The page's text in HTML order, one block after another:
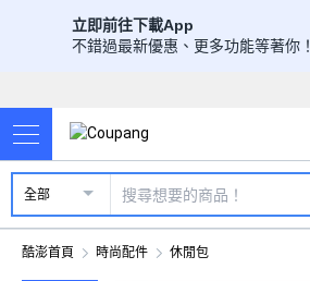
立即前往下載App
不錯過最新優惠、更多功能等著你！
全部
酷澎首頁 時尚配件 休閒包